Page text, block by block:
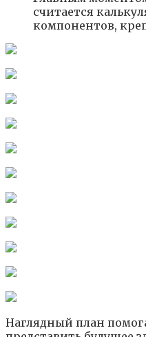
считается
компонентов,
Наглядный план